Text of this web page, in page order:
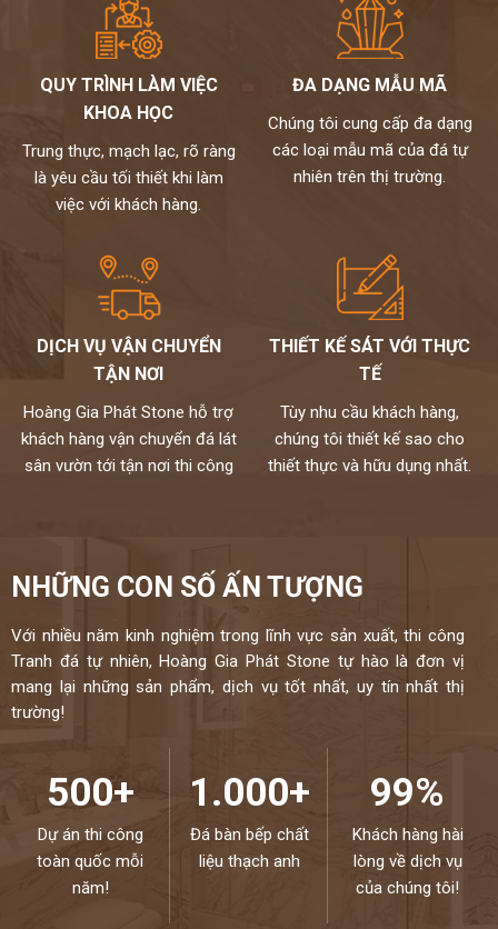
QUY TRÌNH LÀM VIỆC
KHOA HỌC
Trung thực, mạch lạc, rõ ràng
là yêu cầu tối thiết khi làm
việc với khách hàng.
ĐA DẠNG MẪU MÃ
Chúng tôi cung cấp đa dạng
các loại mẫu mã của đá tự
nhiên trên thị trường.
DỊCH VỤ VẬN CHUYỂN
TẬN NƠI
Hoàng Gia Phát Stone hỗ trợ
khách hàng vận chuyển đá lát
sân vườn tới tận nơi thi công
THIẾT KẾ SÁT VỚI THỰC
TẾ
Tùy nhu cầu khách hàng,
chúng tôi thiết kế sao cho
thiết thực và hữu dụng nhất.
NHỮNG CON SỐ ẤN TƯỢNG
Với nhiều năm kinh nghiệm trong lĩnh vực sản xuất, thi công
Tranh đá tự nhiên, Hoàng Gia Phát Stone tự hào là đơn vị
mang lại những sản phẩm, dịch vụ tốt nhất, uy tín nhất thị
trường!
500+
Dự án thi công
toàn quốc mỗi
năm!
1.000+
Đá bàn bếp chất
liệu thạch anh
99%
Khách hàng hài
lòng về dịch vụ
của chúng tôi!